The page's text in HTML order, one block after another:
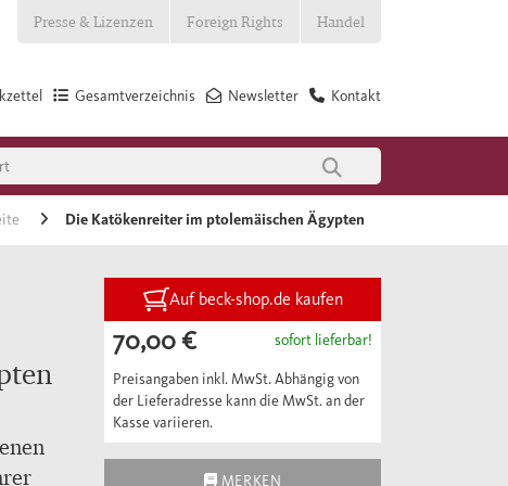
Presse & Lizenzen Foreign Rights Handel
Kontakt
Newsletter
Gesamtverzeichnis
Die Katökenreiter im ptolemäischen Ägypten
Auf beck-shop.de kaufen
70,00 € sofort lieferbar!
Preisangaben inkl. MwSt. Abhängig von
der Lieferadresse kann die MwSt. an der
Kasse variieren.
MERKEN